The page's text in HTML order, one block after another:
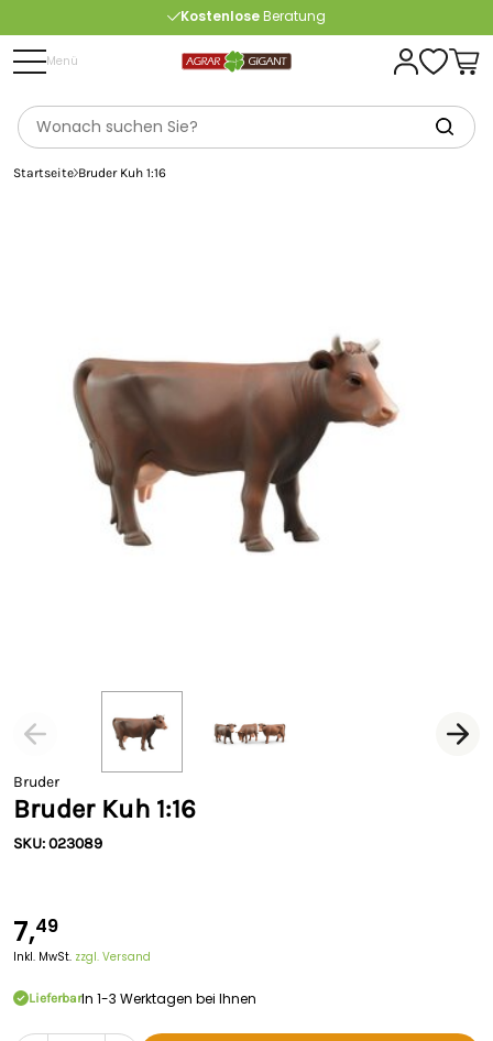
KostenloseBeratung
ab 175 € (in DE) – außer Sperrgut
Menü
Startseite Bruder Kuh 1:16
Bruder
Bruder Kuh 1:16
SKU: 023089
7,49
Inkl. MwSt. zzgl. Versand
LieferbarIn 1-3 Werktagen bei Ihnen